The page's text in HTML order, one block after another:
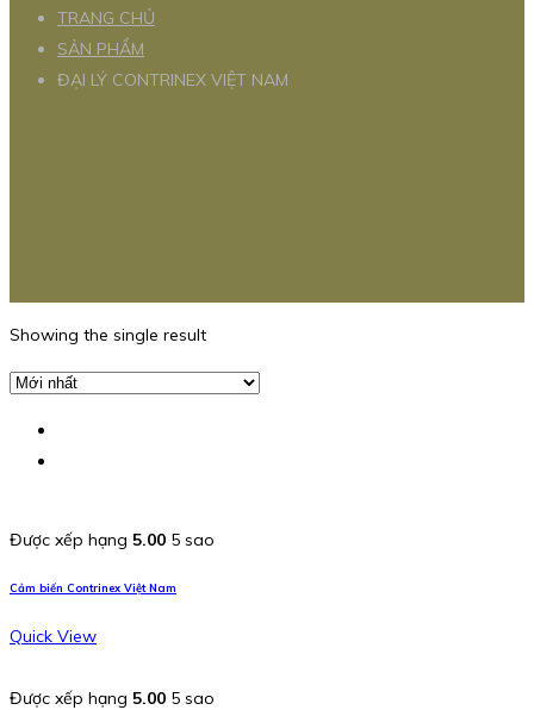
TRANG CHỦ
SẢN PHẨM
ĐẠI LÝ CONTRINEX VIỆT NAM
Showing the single result
Được xếp hạng 5.00 5 sao
Cảm biến Contrinex Việt Nam
Quick View
Được xếp hạng 5.00 5 sao